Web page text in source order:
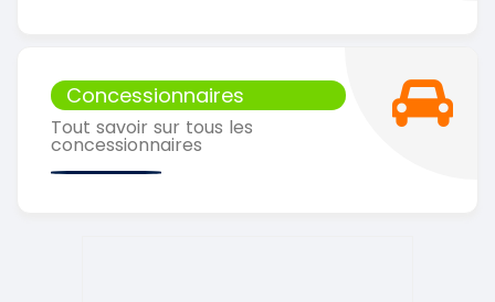
Concessionnaires
Tout savoir sur tous les
concessionnaires